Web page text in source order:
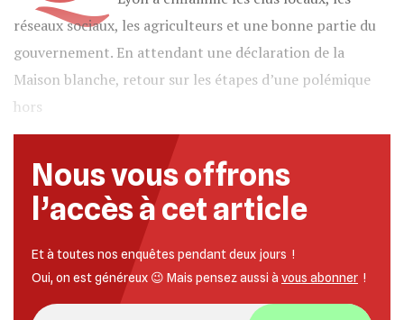
réseaux sociaux, les agriculteurs et une bonne partie du
gouvernement. En attendant une déclaration de la
Maison blanche, retour sur les étapes d’une polémique
hors
Nous vous offrons
l’accès à cet article
Et à toutes nos enquêtes pendant deux jours !
Oui, on est généreux 😉 Mais pensez aussi à vous abonner !